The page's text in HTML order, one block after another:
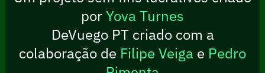
porYova Turnes
DeVuego PT criado com a
colaboração de Filipe Veiga e Pedro